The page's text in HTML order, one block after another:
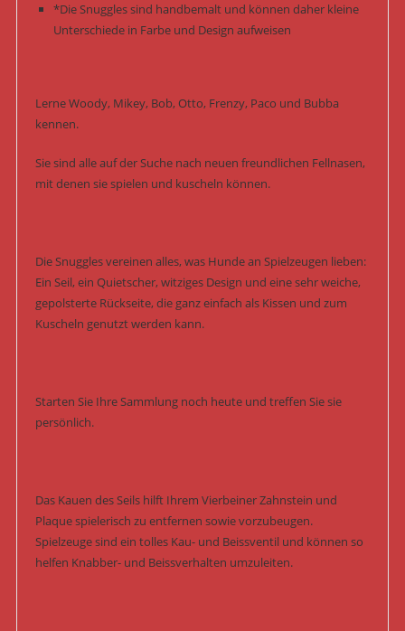
*Die Snuggles sind handbemalt und können daher kleine
Unterschiede in Farbe und Design aufweisen
Lerne Woody, Mikey, Bob, Otto, Frenzy, Paco und Bubba
kennen.
Sie sind alle auf der Suche nach neuen freundlichen Fellnasen,
mit denen sie spielen und kuscheln können.
Die Snuggles vereinen alles, was Hunde an Spielzeugen lieben:
Ein Seil, ein Quietscher, witziges Design und eine sehr weiche,
gepolsterte Rückseite, die ganz einfach als Kissen und zum
Kuscheln genutzt werden kann.
Starten Sie Ihre Sammlung noch heute und treffen Sie sie
persönlich.
Das Kauen des Seils hilft Ihrem Vierbeiner Zahnstein und
Plaque spielerisch zu entfernen sowie vorzubeugen.
Spielzeuge sind ein tolles Kau- und Beissventil und können so
helfen Knabber- und Beissverhalten umzuleiten.